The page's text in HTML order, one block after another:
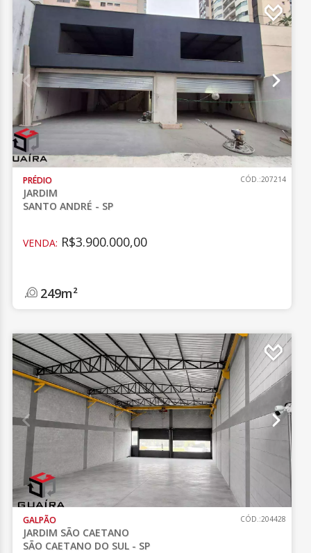
PRÉDIO
JARDIM
SANTO ANDRÉ - SP
CÓD.:207214
VENDA: R$3.900.000,00
249m²
GALPÃO
JARDIM SÃO CAETANO
SÃO CAETANO DO SUL - SP
CÓD.:204428